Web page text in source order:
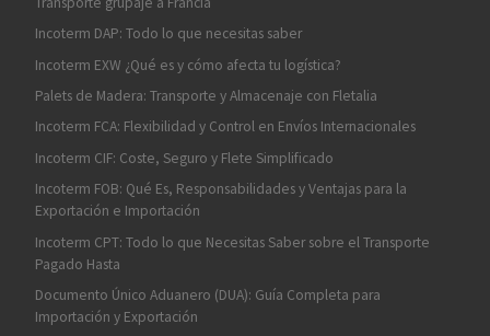
Incoterm DAP: Todo lo que necesitas saber
Incoterm EXW ¿Qué es y cómo afecta tu logística?
Palets de Madera: Transporte y Almacenaje con Fletalia
Incoterm FCA: Flexibilidad y Control en Envíos Internacionales
Incoterm CIF: Coste, Seguro y Flete Simplificado
Incoterm FOB: Qué Es, Responsabilidades y Ventajas para la
Exportación e Importación
Incoterm CPT: Todo lo que Necesitas Saber sobre el Transporte
Pagado Hasta
Documento Único Aduanero (DUA): Guía Completa para
Importación y Exportación